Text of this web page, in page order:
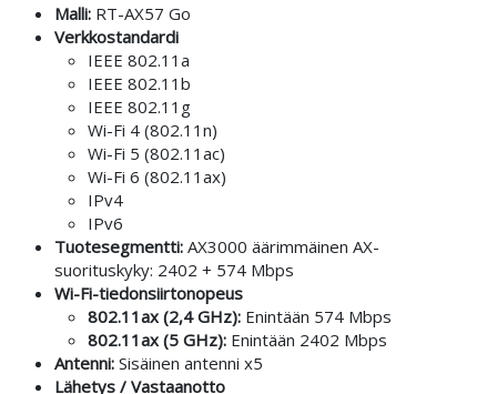
Malli: RT-AX57 Go
Verkkostandardi
IEEE 802.11a
IEEE 802.11b
IEEE 802.11g
Wi-Fi 4 (802.11n)
Wi-Fi 5 (802.11ac)
Wi-Fi 6 (802.11ax)
IPv4
IPv6
Tuotesegmentti: AX3000 äärimmäinen AX-
suorituskyky: 2402 + 574 Mbps
Wi-Fi-tiedonsiirtonopeus
802.11ax (2,4 GHz): Enintään 574 Mbps
802.11ax (5 GHz):Enintään 2402 Mbps
Antenni: Sisäinen antenni x5
Lähetys / Vastaanotto